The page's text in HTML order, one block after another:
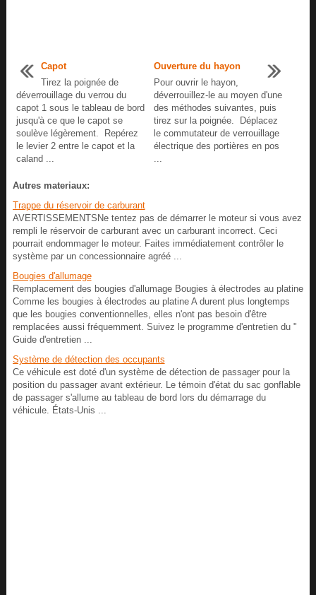
Capot
Tirez la poignée de
déverrouillage du verrou du
capot 1 sous le tableau de bord
jusqu'à ce que le capot se
soulève légèrement. Repérez
le levier 2 entre le capot et la
caland ...
Ouverture du hayon
Pour ouvrir le hayon,
déverrouillez-le au moyen d'une
des méthodes suivantes, puis
tirez sur la poignée. Déplacez
le commutateur de verrouillage
électrique des portières en pos
Autres materiaux:
Trappe du réservoir de carburant
AVERTISSEMENTSNe tentez pas de démarrer le moteur si vous avez
rempli le réservoir de carburant avec un carburant incorrect. Ceci
pourrait endommager le moteur. Faites immédiatement contrôler le
système par un concessionnaire agréé ...
Bougies d'allumage
Remplacement des bougies d'allumage Bougies à électrodes au platine
Comme les bougies à électrodes au platine A durent plus longtemps
que les bougies conventionnelles, elles n'ont pas besoin d'être
remplacées aussi fréquemment. Suivez le programme d'entretien du "
Guide d'entretien ...
Système de détection des occupants
Ce véhicule est doté d'un système de détection de passager pour la
position du passager avant extérieur. Le témoin d'état du sac gonflable
de passager s'allume au tableau de bord lors du démarrage du
véhicule. États-Unis ...